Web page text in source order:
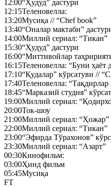
12:00“Ҳудуд” дастури
12:15Теленовелла:
13:20Мусиқа // “Chef book”
13:40“Оналар мактаби”
14:00Миллий сериал: “Тикан”
15:30“Ҳудуд” дастури
16:00“Миттивойлар
16:15Теленовелла: “Буни ҳаёт
17:10“Қудалар” кўрсатуви //
17:40Теленовелла: “Тақдирлар
18:45“Марказий студия”
19:00Миллий сериал:
20:00Ток-шоу
21:00Миллий сериал: “Ҳожар”
22:00Миллий сериал: “Тикан”
23:00“Эфирда Тўрахонов”
23:30Миллий сериал: “Азарт”
00:30Кинофильм:
03:00Ҳинд фильм
05:45Мусиқа
FT